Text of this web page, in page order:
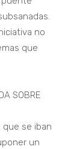
no
que
SOBRE
que se iban
un